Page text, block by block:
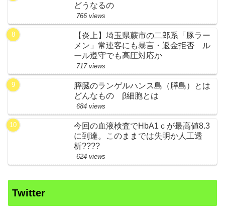
どうなるの
766 views
【炎上】埼玉県蕨市の二郎系「豚ラー
メン」常連客にも暴言・返金拒否 ル
ール遵守でも高圧対応か
717 views
膵臓のランゲルハンス島（膵島）とは
どんなもの β細胞とは
684 views
今回の血液検査でHbA1ｃが最高値8.3
に到達。このままでは失明か人工透
析????
624 views
Twitter